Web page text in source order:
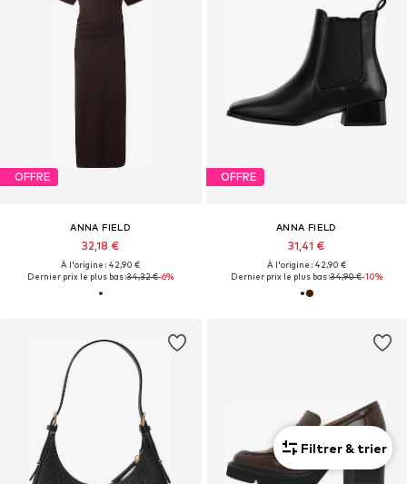
OFFRE
ANNA FIELD
32,18 €
À l'origine : 42,90 €
Dernier prix le plus bas :34,32 €-6%
OFFRE
ANNA FIELD
31,41 €
À l'origine : 42,90 €
Dernier prix le plus bas :34,90 €-10%
Filtrer & trier